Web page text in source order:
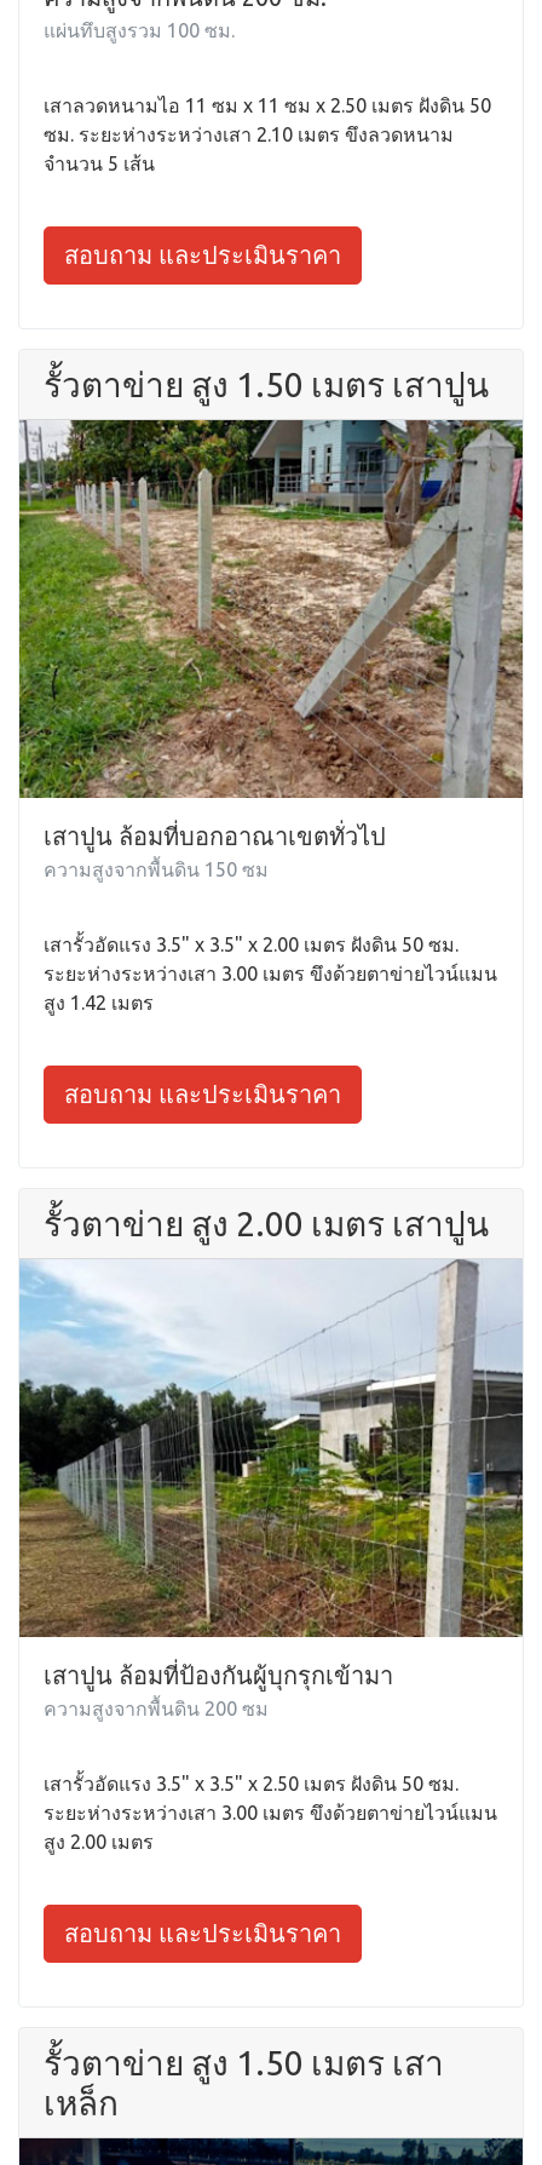
แผ่นทึบสูงรวม 100 ซม.
เสาลวดหนามไอ 11 ซม x 11 ซม x 2.50 เมตร ฝังดิน 50
ซม. ระยะห่างระหว่างเสา 2.10 เมตร ขึงลวดหนาม
จำนวน 5 เส้น
สอบถาม และประเมินราคา
รั้วตาข่าย สูง 1.50 เมตร เสาปูน
เสาปูน ล้อมที่บอกอาณาเขตทั่วไป
ความสูงจากพื้นดิน 150 ซม
เสารั้วอัดแรง 3.5" x 3.5" x 2.00 เมตร ฝังดิน 50 ซม.
ระยะห่างระหว่างเสา 3.00 เมตร ขึงด้วยตาข่ายไวน์แมน
สูง 1.42 เมตร
สอบถาม และประเมินราคา
รั้วตาข่าย สูง 2.00 เมตร เสาปูน
เสาปูน ล้อมที่ป้องกันผู้บุกรุกเข้ามา
ความสูงจากพื้นดิน 200 ซม
เสารั้วอัดแรง 3.5" x 3.5" x 2.50 เมตร ฝังดิน 50 ซม.
ระยะห่างระหว่างเสา 3.00 เมตร ขึงด้วยตาข่ายไวน์แมน
สูง 2.00 เมตร
สอบถาม และประเมินราคา
รั้วตาข่าย สูง 1.50 เมตร เสา
เหล็ก